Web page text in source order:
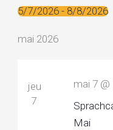
Évènements
5/7/2026 - 8/8/2026
date.
mai 2026
jeu
7
Mai
mai 7 @